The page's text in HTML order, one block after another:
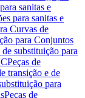
sanitas e
para sanitas e
Curvas de
para Conjuntos
de substituição para
Peças de
transição e de
para
Peças de